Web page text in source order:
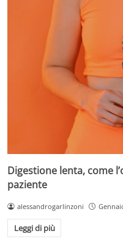
Digestione lenta, come
paziente
alessandrogarlinzoni
Leggi di più